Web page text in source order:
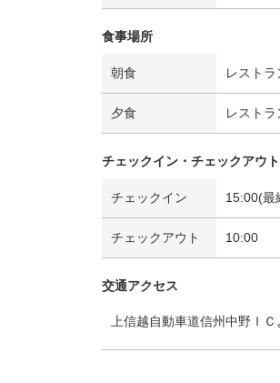
食事場所
朝食 レスト
夕食 レスト
チェックイン・チェックアウ
チェックイン 15:00(最
チェックアウト 10:00
交通アクセス
上信越自動車道信州中野Ｉ